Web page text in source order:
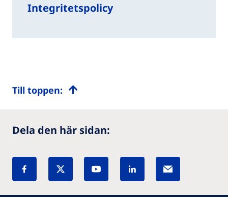
Integritetspolicy
Till toppen:
Dela den här sidan: